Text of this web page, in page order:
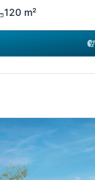
120 m²